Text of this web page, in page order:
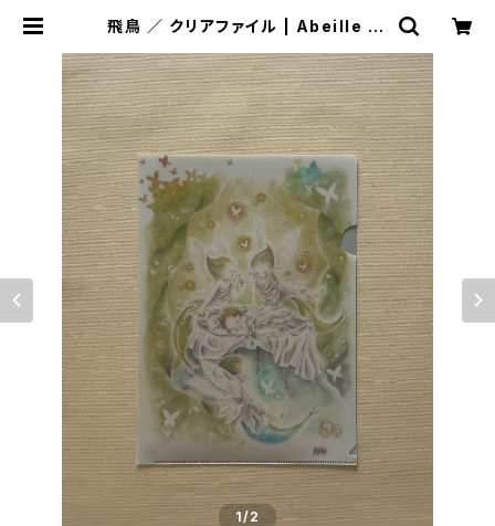
飛鳥 ／ クリアファイル | Abeille ar
1/2